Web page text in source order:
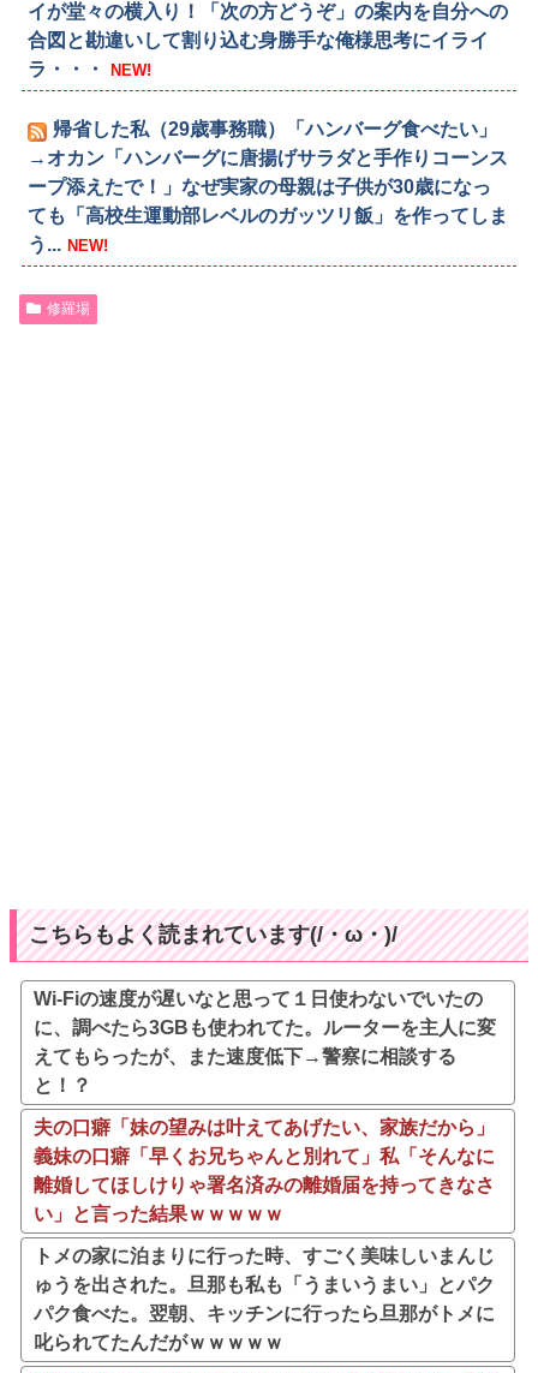
イが堂々の横入り！「次の方どうぞ」の案内を自分への
合図と勘違いして割り込む身勝手な俺様思考にイライ
ラ・・・
NEW!
帰省した私（29歳事務職）「ハンバーグ食べたい」
→オカン「ハンバーグに唐揚げサラダと手作りコーンス
ープ添えたで！」なぜ実家の母親は子供が30歳になっ
ても「高校生運動部レベルのガッツリ飯」を作ってしま
う... NEW!
修羅場
こちらもよく読まれています(/・ω・)/
Wi-Fiの速度が遅いなと思って１日使わないでいたの
に、調べたら3GBも使われてた。ルーターを主人に変
えてもらったが、また速度低下→警察に相談する
と！？
夫の口癖「妹の望みは叶えてあげたい、家族だから」
義妹の口癖「早くお兄ちゃんと別れて」私「そんなに
離婚してほしけりゃ署名済みの離婚届を持ってきなさ
い」と言った結果ｗｗｗｗｗ
トメの家に泊まりに行った時、すごく美味しいまんじ
ゅうを出された。旦那も私も「うまいうまい」とパク
パク食べた。翌朝、キッチンに行ったら旦那がトメに
叱られてたんだがｗｗｗｗｗ